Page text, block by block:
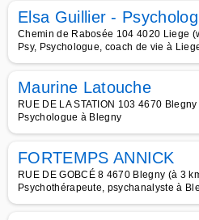
Elsa Guillier -
Chemin de Rabosée 104 4020 Liege
Psy, Psychologue, coach de vie à
Maurine Latouche
RUE DE LA STATION 103 4670
Psychologue à Blegny
FORTEMPS ANNICK
RUE DE GOBCÉ 8 4670 Blegny (à 3
Psychothérapeute, psychanalyste à